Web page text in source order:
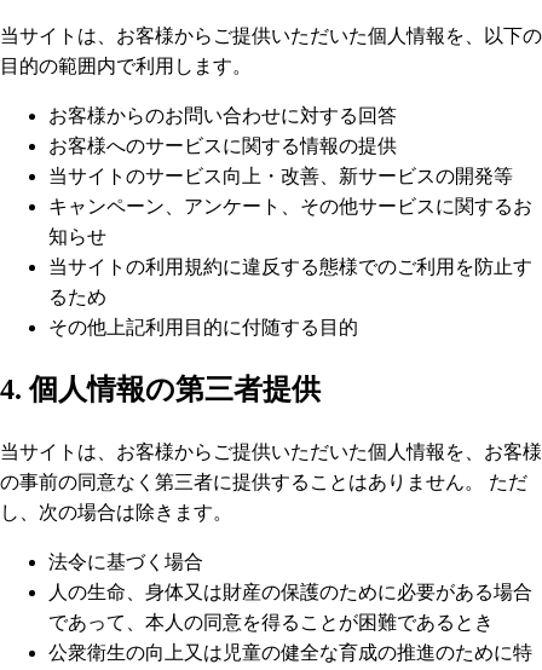
当サイトは、お客様からご提供いただいた個人情報を、以下の
目的の範囲内で利用します。
お客様からのお問い合わせに対する回答
お客様へのサービスに関する情報の提供
当サイトのサービス向上・改善、新サービスの開発等
キャンペーン、アンケート、その他サービスに関するお
知らせ
当サイトの利用規約に違反する態様でのご利用を防止す
るため
その他上記利用目的に付随する目的
4. 個人情報の第三者提供
当サイトは、お客様からご提供いただいた個人情報を、お客様
の事前の同意なく第三者に提供することはありません。 ただ
し、次の場合は除きます。
法令に基づく場合
人の生命、身体又は財産の保護のために必要がある場合
であって、本人の同意を得ることが困難であるとき
公衆衛生の向上又は児童の健全な育成の推進のために特